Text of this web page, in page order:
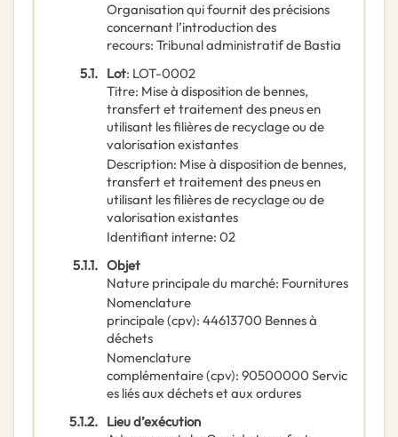
Organisation qui fournit des précisions
concernant l’introduction des
recours: Tribunal administratif de Bastia
5.1. Lot: LOT-0002
Titre: Mise à disposition de bennes,
transfert et traitement des pneus en
utilisant les filières de recyclage ou de
valorisation existantes
Description: Mise à disposition de bennes,
transfert et traitement des pneus en
utilisant les filières de recyclage ou de
valorisation existantes
Identifiant interne: 02
5.1.1. Objet
Nature principale du marché: Fournitures
Nomenclature
principale(cpv): 44613700 Bennes à
déchets
Nomenclature
complémentaire(cpv): 90500000 Servic
es liés aux déchets et aux ordures
5.1.2. Lieu d’exécution